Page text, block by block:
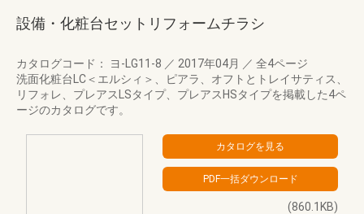
設備・化粧台セットリフォームチラシ
カタログコード： ヨ-LG11-8 ／ 2017年04月 ／ 全4ページ
洗面化粧台LC＜エルシィ＞、ピアラ、オフトとトレイサティス、
リフォレ、プレアスLSタイプ、プレアスHSタイプを掲載した4ペ
ージのカタログです。
(860.1KB)